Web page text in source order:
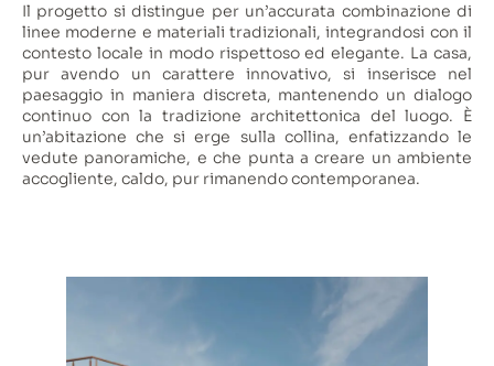
Il progetto si distingue per un’accurata combinazione di
linee moderne e materiali tradizionali, integrandosi con il
contesto locale in modo rispettoso ed elegante. La casa,
pur avendo un carattere innovativo, si inserisce nel
paesaggio in maniera discreta, mantenendo un dialogo
continuo con la tradizione architettonica del luogo. È
un’abitazione che si erge sulla collina, enfatizzando le
vedute panoramiche, e che punta a creare un ambiente
accogliente, caldo, pur rimanendo contemporanea.